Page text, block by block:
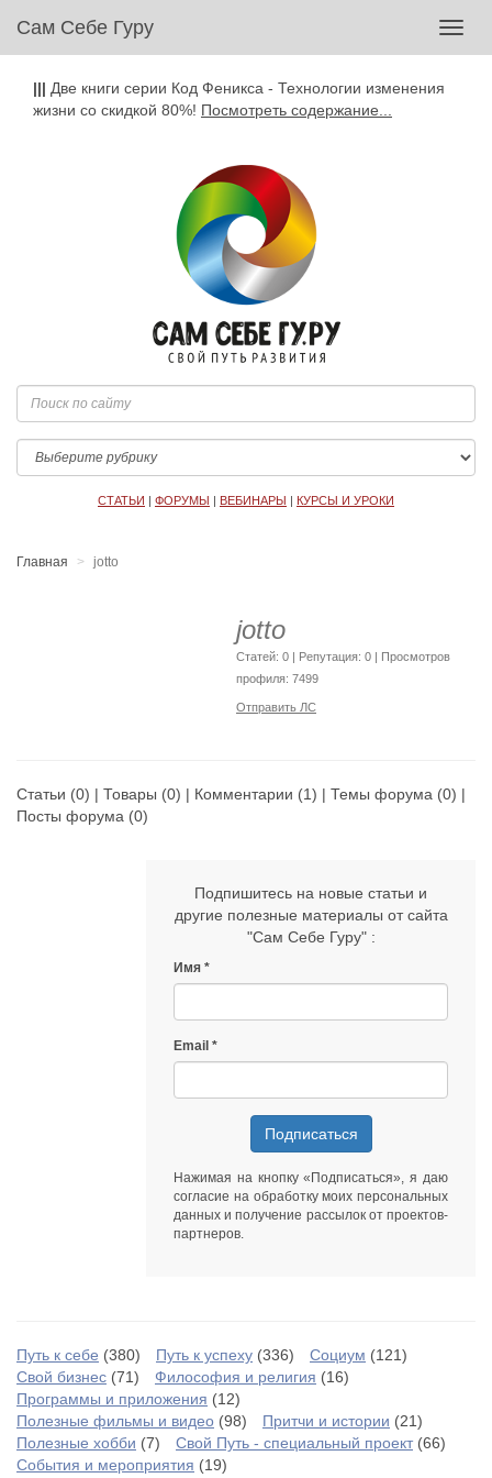
Сам Себе Гуру
||| Две книги серии Код Феникса - Технологии изменения
жизни со скидкой 80%! Посмотреть содержание...
СТАТЬИ | ФОРУМЫ | ВЕБИНАРЫ | КУРСЫ И УРОКИ
Главная jotto
jotto
Cтатей: 0 | Репутация: 0 | Просмотров
профиля: 7499
Отправить ЛС
Статьи (0) | Товары (0) | Комментарии (1) | Темы форума (0) |
Посты форума (0)
Подпишитесь на новые статьи и
другие полезные материалы от сайта
"Сам Себе Гуру" :
Имя
Email
Подписаться
Нажимая на кнопку «Подписаться», я даю
согласие на обработку моих персональных
данных и получение рассылок от проектов-
партнеров.
Путь к себе (380) Путь к успеху (336) Социум (121)
Свой бизнес (71) Философия и религия (16)
Программы и приложения (12)
Полезные фильмы и видео (98) Притчи и истории (21)
Полезные хобби (7) Свой Путь - специальный проект(66)
События и мероприятия (19)